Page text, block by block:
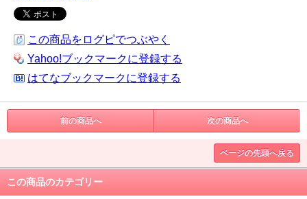
この商品をログピでつぶやく
Yahoo!ブックマークに登録する
はてなブックマークに登録する
前の商品へ 次の商品へ
ページの先頭へ戻る
この商品のカテゴリー